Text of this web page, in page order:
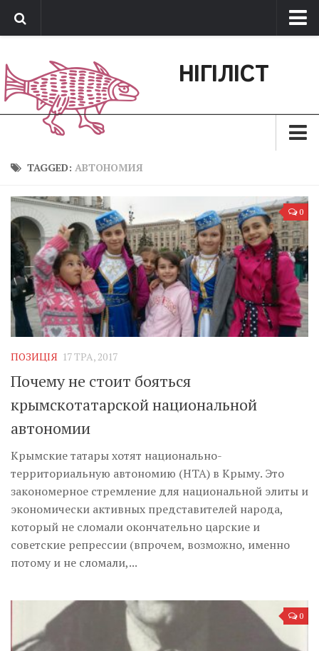
Обратная связь
Поддержать сайт
НІГІЛІСТ
Зараз
Позиція
Дії
Belles lettres
Агітатор
Музика революції
Цитати
Inter/antinational
TAGGED: АВТОНОМИЯ
0
ПОЗИЦІЯ 17 ТРА, 2017
Почему не стоит бояться
крымскотатарской национальной
автономии
Крымские татары хотят национально-
территориальную автономию (НТА) в Крыму. Это
закономерное стремление для национальной элиты и
экономически активных представителей народа,
который не сломали окончательно царские и
советские репрессии (впрочем, возможно, именно
потому и не сломали,...
0